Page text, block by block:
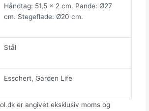
Håndtag: 51,5 x 2 cm. Pande: Ø27
cm. Stegeflade: Ø20 cm.
Stål
Esschert, Garden Life
er angivet eksklusiv moms og